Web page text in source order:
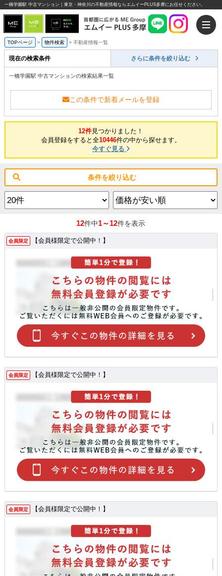
一橋学園駅 中古マンション｜東京・神奈川の不動産情報ならエムイーPLUS多摩にお任せください。
TOPページ > 物件検索 > 不動産情報一覧
現在の検索条件 さらに条件を絞り込む
一橋学園駅 中古マンションの検索結果一覧
この条件で新着メールを登録
12件見つかりました！
会員登録をすると全10446件の中から探せます。
今すぐ見る
条件を絞り込む
12件中1～12件を表示
会員限定 【会員様限定で公開中！】
会員限定 【会員様限定で公開中！】
会員限定 【会員様限定で公開中！】